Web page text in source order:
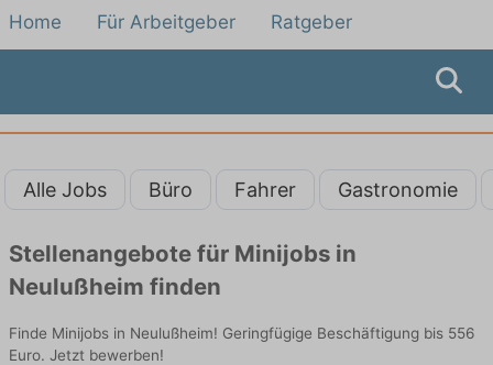
Home Für Arbeitgeber Ratgeber
Alle Jobs Büro Fahrer Gastronomie
Stellenangebote für Minijobs in
Neulußheim finden
Finde Minijobs in Neulußheim! Geringfügige Beschäftigung bis 556
Euro. Jetzt bewerben!